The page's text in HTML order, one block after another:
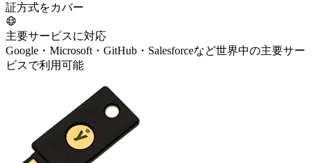
証方式をカバー
主要サービスに対応
Google・Microsoft・GitHub・Salesforceなど世界中の主要サー
ビスで利用可能